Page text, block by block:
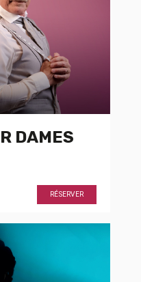
DAMES
RÉSERVER